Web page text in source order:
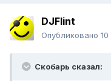
DJFlint
Опубликовано
Скобарь сказал: